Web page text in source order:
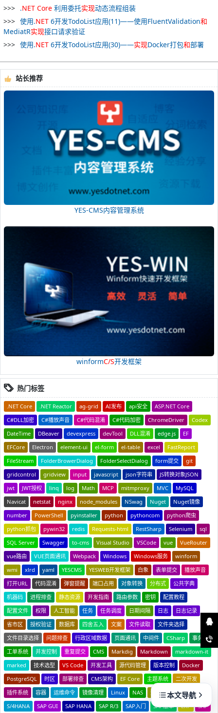
.NET Core 利用委托实现动态流程组装
使用.NET 6开发TodoList应用(11)——使用FluentValidation和
MediatR实现接口请求验证
使用.NET 6开发TodoList应用(30)——实现Docker打包和部署
站长推荐
YES-CMS内容管理系统
winformC/S开发框架
热门标签
.NET Core .NET Reactor ag-grid AI发布 api安全
ASP.NET Core
C#DLL加密
C#播放声音 C#代码混淆 C#代码加密 ChromeDriver
Codex
DateTime
DBeaver devexpress devTool DLL混淆 edge.js
EF
EFCore
Electron element-ui el-form el-table excel
FastReport
FileStream
FolderBrowerDialog FolderSelectDialog form提交
git
gridcontrol
gridview input javascript json字符串
JS转换对象JSON
jwt
JWT授权 linq log Math MCP mitmproxy MVC
MySQL
Navicat
netstat nginx node_modules NSwag Nuget
Nuget镜像
number
PowerShell pyinstaller python pythoncom
python爬虫
python抓包
pywin32 redis Requests-html RestSharp Selenium
sql
SQL Server
Swagger to-cms Visual Studio VSCode vue
VueRouter
vue路由
VUE页面通讯 Webpack Windows Windows服务
winform
wmi
xlrd yaml YESCMS YESWEB开发框架 白象 表单提交
播放声音
打开URL
代码混淆 弹窗提醒 端口占用 对象转换 分布式
公共字典
机器码
进程排查 静态资源 开发指南 路由参数 密钥
配置教程
配置文件
权限 人工智能 任务 任务调度 日期间隔 日志
日志记录
省市区
授权验证 数据库 四舍五入 文案 文件读取
文件夹选择
文件目录选择
问题排查 行政区域数据 页面通讯 中间件 CSharp
事务锁
工单系统
并发控制 重复提交 CMS Markdig Markdown
markdown-it
marked
技术选型 VS Code 开发工具 源代码管理 版本控制
Docker
PostgreSQL
时区 部署排查 CMS架构 EF Core 主题系统
二次开发
插件系统
容器 运维命令 镜像清理 Linux NAS 远程挂载
飞牛 fnOS
S/4HANA
SAP GUI SAP HANA SAP R/3 SAP入门 SAP版本 ERP SAP
本文导航